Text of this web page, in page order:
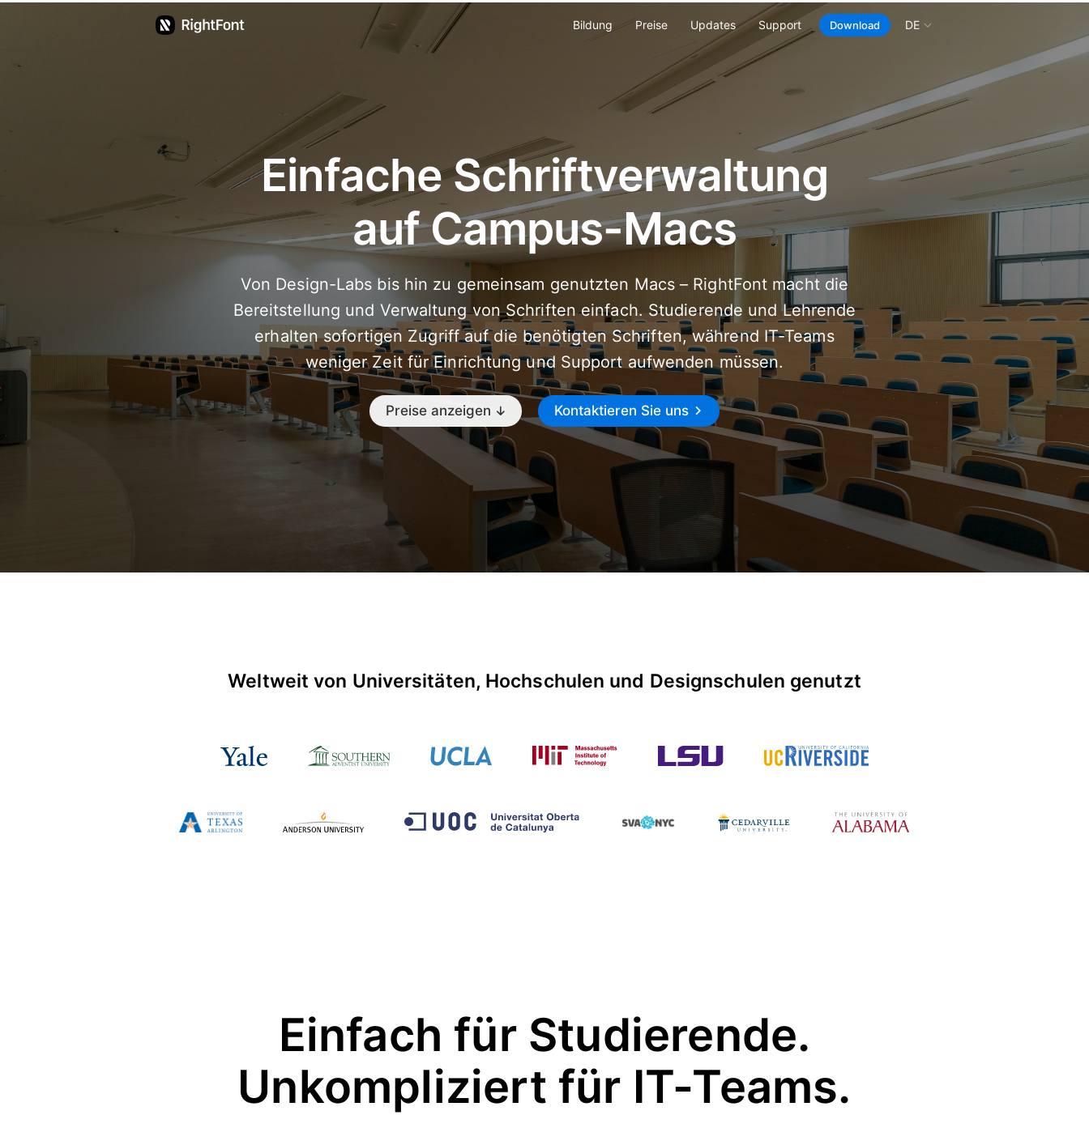
Bildung Preise Updates Support Download DE
Updates
Support
Einfache Schriftverwaltung
auf Campus-Macs
Von Design-Labs bis hin zu gemeinsam genutzten Macs – RightFont macht die
Bereitstellung und Verwaltung von Schriften einfach. Studierende und Lehrende
erhalten sofortigen Zugriff auf die benötigten Schriften, während IT-Teams
weniger Zeit für Einrichtung und Support aufwenden müssen.
Preise anzeigen Kontaktieren Sie uns
Weltweit von Universitäten, Hochschulen und Designschulen genutzt
Einfach für Studierende.
Unkompliziert für IT-Teams.